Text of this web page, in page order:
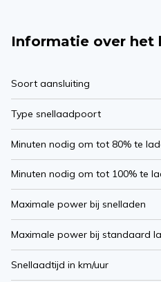
Informatie over het
Soort aansluiting
Type snellaadpoort
Minuten nodig om tot 80% te
Minuten nodig om tot 100% te
Maximale power bij snelladen
Maximale power bij standaard
Snellaadtijd in km/uur